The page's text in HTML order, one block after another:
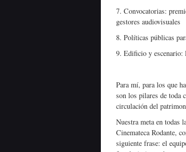
7. Convocatorias:
gestores audiovisuales
8. Políticas públicas
9. Edificio y escenario:
Para mí, para los que
son los pilares de toda
circulación del
Nuestra meta en todas
Cinemateca Rodante,
siguiente frase: el